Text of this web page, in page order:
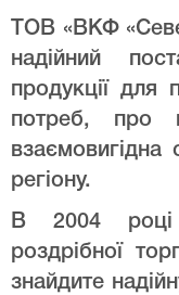
ТОВ «ВКФ
надійний
продукції для
потреб, про
взаємовигідна
регіону.
В 2004 році
роздрібної
знайдите